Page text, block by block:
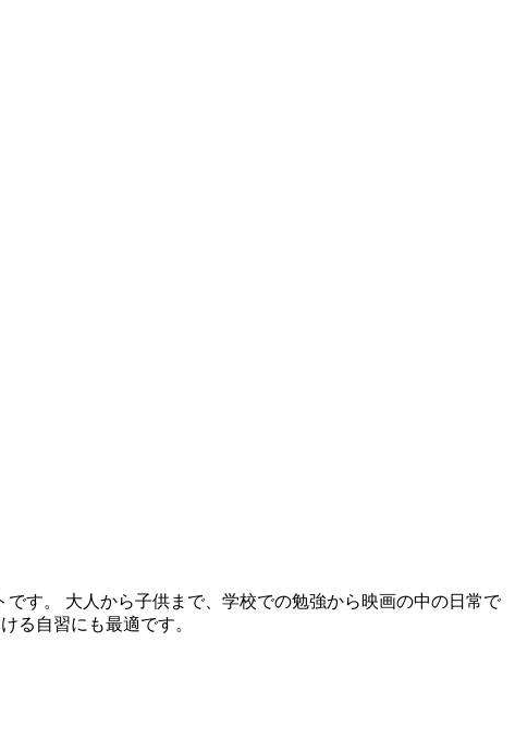
す。 大人から子供まで、学校での勉強から映画の中の日常で
る自習にも最適です。